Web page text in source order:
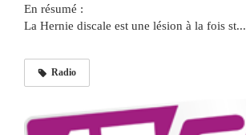
En résumé :
La Hernie discale est une lésion à la fois st...
Radio